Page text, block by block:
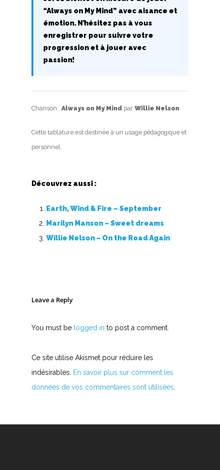
“Always on My Mind” avec aisance et
émotion. N’hésitez pas à vous
enregistrer pour suivre votre
progression et à jouer avec
passion!
Chanson : Always on My Mind par Willie Nelson
Cette tablature est destinée à un usage pédagogique et
personnel.
Découvrez aussi :
Earth, Wind & Fire – September
Marilyn Manson – Sweet dreams
Willie Nelson – On the Road Again
Leave a Reply
You must be logged in to post a comment.
Ce site utilise Akismet pour réduire les
indésirables.
En savoir plus sur comment les
données de vos commentaires sont utilisées